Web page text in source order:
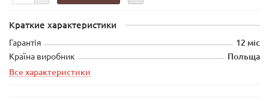
Краткие характеристики
Гарантія 12 міс
Країна виробник
Польща
Все характеристики